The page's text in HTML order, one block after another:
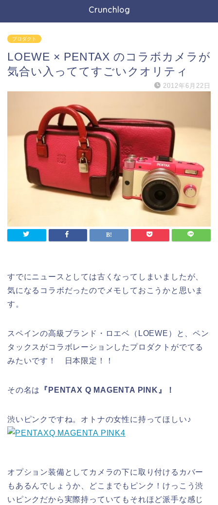
Crunchlog
プロダクト
LOEWE × PENTAX のコラボカメラが
気合い入っててすごいクオリティ
2012年6月22日
すでにニュースとしては古くなってしまいましたが、
気になるコラボだったのでメモしておこうかと思いま
す。
スペインの高級ブランド・ロエベ（LOEWE）と、ペン
タックスがコラボレーションしたプロダクトがでてる
みたいです！ 日本限定！！
その名は 『PENTAX Q MAGENTA PINK』！
渋いピンクですね。オトナの女性に持ってほしい♪
オプション装備としてカメラの下に取り付けるカバー
もあるんでしょうか、どこまでもピンク！けっこう渋
いピンクだから実際持っていてもそれほど派手な感じ